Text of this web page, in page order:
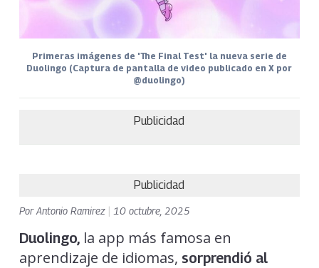
Primeras imágenes de 'The Final Test' la nueva serie de
Duolingo (Captura de pantalla de video publicado en X por
@duolingo)
Publicidad
Publicidad
PorAntonio Ramirez 10 octubre, 2025
Duolingo,la app más famosa en
aprendizaje de idiomas, sorprendió al